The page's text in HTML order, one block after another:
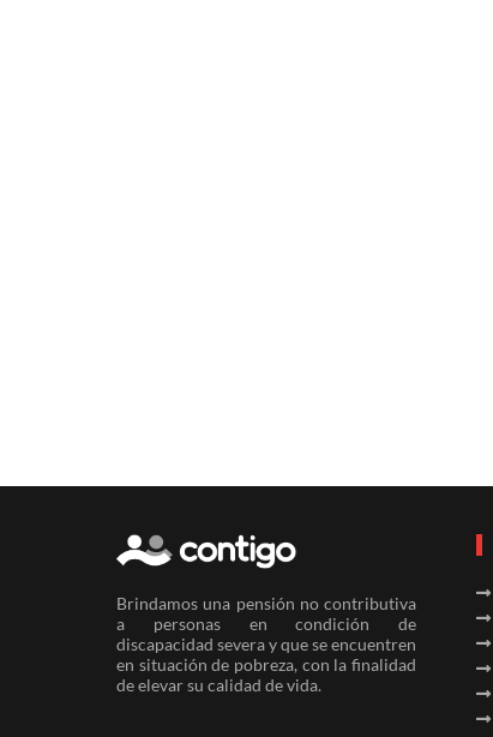
Brindamos una pensión no contributiva
a personas en condición de
discapacidad severa y que se encuentren
en situación de pobreza, con la finalidad
de elevar su calidad de vida.